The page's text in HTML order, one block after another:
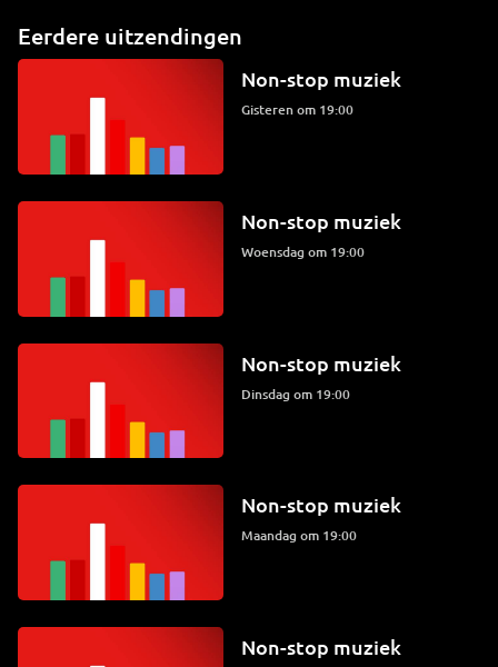
Eerdere uitzendingen
Non-stop muziek
Gisteren om 19:00
Non-stop muziek
woensdag om 19:00
Non-stop muziek
dinsdag om 19:00
Non-stop muziek
maandag om 19:00
Non-stop muziek